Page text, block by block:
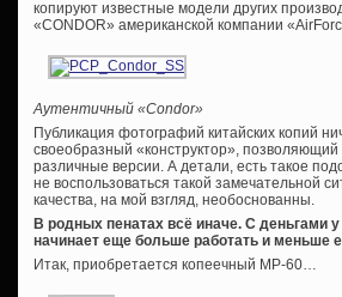
копируют известные модели других
«CONDOR» американской компании
Аутентичный «Condor»
Публикация фотографий китайских копий
своеобразный «конструктор»,
различные версии. А детали, есть такое
не воспользоваться такой замечательной
качества, на мой взгляд, необоснованны.
В родных пенатах всё иначе. С деньгами
начинает еще больше работать и меньше
Итак, приобретается копеечный МР-60…